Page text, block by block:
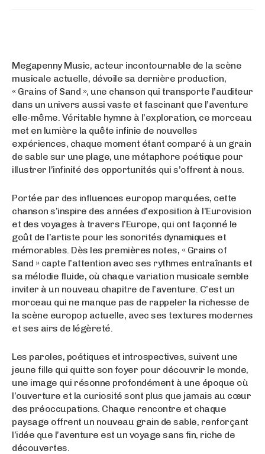
Megapenny Music, acteur incontournable de la scène
musicale actuelle, dévoile sa dernière production,
« Grains of Sand », une chanson qui transporte l’auditeur
dans un univers aussi vaste et fascinant que l’aventure
elle-même. Véritable hymne à l’exploration, ce morceau
met en lumière la quête infinie de nouvelles
expériences, chaque moment étant comparé à un grain
de sable sur une plage, une métaphore poétique pour
illustrer l’infinité des opportunités qui s’offrent à nous.
Portée par des influences europop marquées, cette
chanson s’inspire des années d’exposition à l’Eurovision
et des voyages à travers l’Europe, qui ont façonné le
goût de l’artiste pour les sonorités dynamiques et
mémorables. Dès les premières notes, « Grains of
Sand » capte l’attention avec ses rythmes entraînants et
sa mélodie fluide, où chaque variation musicale semble
inviter à un nouveau chapitre de l’aventure. C’est un
morceau qui ne manque pas de rappeler la richesse de
la scène europop actuelle, avec ses textures modernes
et ses airs de légèreté.
Les paroles, poétiques et introspectives, suivent une
jeune fille qui quitte son foyer pour découvrir le monde,
une image qui résonne profondément à une époque où
l’ouverture et la curiosité sont plus que jamais au cœur
des préoccupations. Chaque rencontre et chaque
paysage offrent un nouveau grain de sable, renforçant
l’idée que l’aventure est un voyage sans fin, riche de
découvertes.